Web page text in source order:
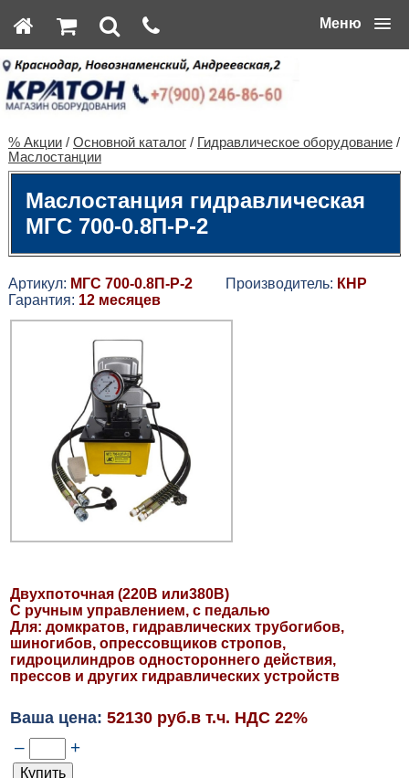
Меню
% Акции/ Основной каталог/ Гидравлическое оборудование/
Маслостанции
Маслостанция гидравлическая
МГС 700-0.8П-Р-2
Артикул: МГС 700-0.8П-Р-2Производитель: КНР
Гарантия: 12 месяцев
Двухпоточная (220В или380В)
С ручным управлением, с педалью
Для: домкратов, гидравлических трубогибов,
шиногибов, опрессовщиков стропов,
гидроцилиндров одностороннего действия,
прессов и других гидравлических устройств
Ваша цена: 52130 руб.в т.ч. НДС 22%
– +